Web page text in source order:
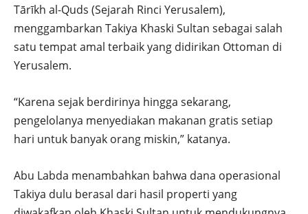
Tārīkh al-Quds (Sejarah Rinci Yerusalem),
menggambarkan Takiya Khaski Sultan sebagai salah
satu tempat amal terbaik yang didirikan Ottoman di
Yerusalem.
“Karena sejak berdirinya hingga sekarang,
pengelolanya menyediakan makanan gratis setiap
hari untuk banyak orang miskin,” katanya.
Abu Labda menambahkan bahwa dana operasional
Takiya dulu berasal dari hasil properti yang